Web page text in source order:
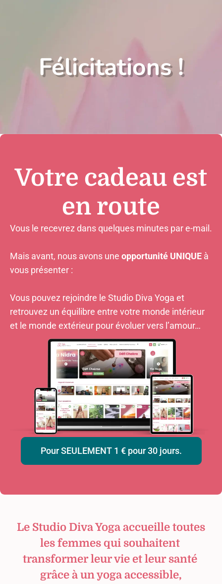
Félicitations !
Votre cadeau est
en route
Vous le recevrez dans quelques minutes par e-mail.
Mais avant, nous avons une opportunité UNIQUE à
vous présenter :
Vous pouvez rejoindre le Studio Diva Yoga et
retrouvez un équilibre entre votre monde intérieur
et le monde extérieur pour évoluer vers l’amour…
Pour SEULEMENT 1 € pour 30 jours.
Le Studio Diva Yoga accueille toutes
les femmes qui souhaitent
transformer leur vie et leur santé
grâce à un yoga accessible,